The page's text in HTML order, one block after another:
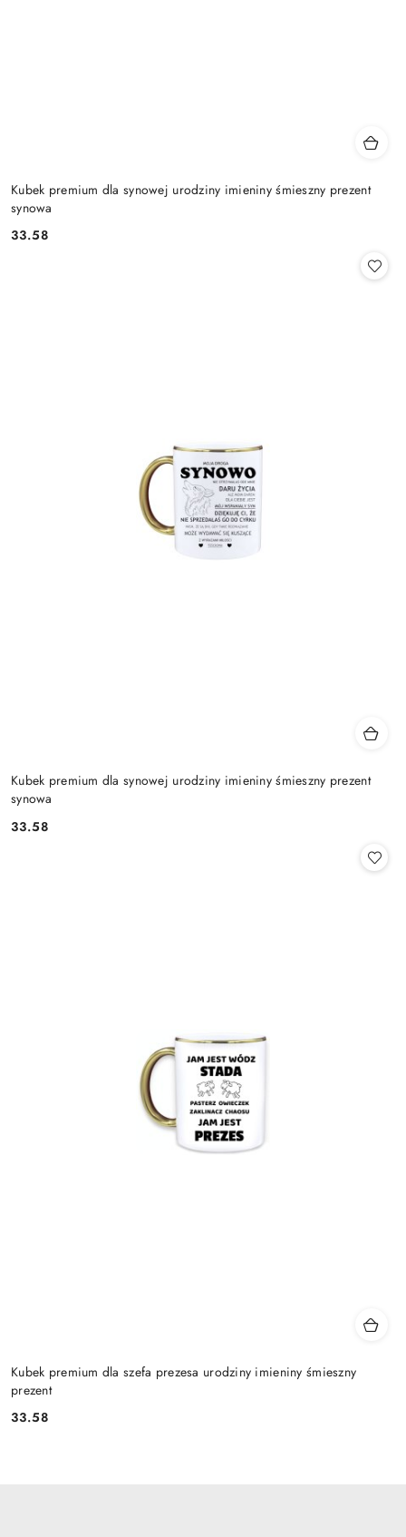
Kubek premium dla synowej urodziny imieniny śmieszny prezent
synowa
Cena:
33.58
Kubek premium dla synowej urodziny imieniny śmieszny prezent
synowa
Cena:
33.58
Kubek premium dla szefa prezesa urodziny imieniny śmieszny
prezent
Cena:
33.58